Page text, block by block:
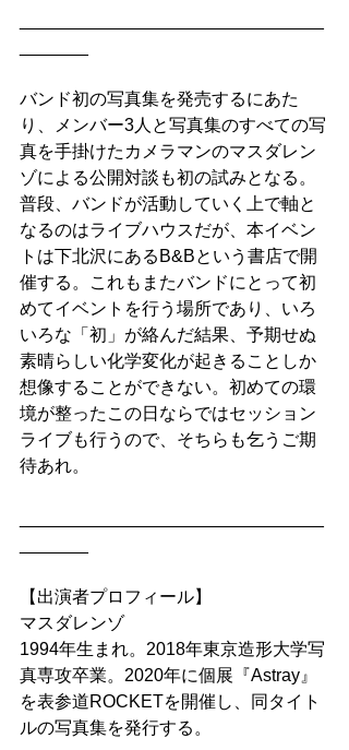
バンド初の写真集を発売するにあた
り、メンバー3人と写真集のすべての写
真を手掛けたカメラマンのマスダレン
ゾによる公開対談も初の試みとなる。
普段、バンドが活動していく上で軸と
なるのはライブハウスだが、本イベン
トは下北沢にあるB&Bという書店で開
催する。これもまたバンドにとって初
めてイベントを行う場所であり、いろ
いろな「初」が絡んだ結果、予期せぬ
素晴らしい化学変化が起きることしか
想像することができない。初めての環
境が整ったこの日ならではセッション
ライブも行うので、そちらも乞うご期
待あれ。
【出演者プロフィール】
マスダレンゾ
1994年生まれ。2018年東京造形大学写
真専攻卒業。2020年に個展『Astray』
を表参道ROCKETを開催し、同タイト
ルの写真集を発行する。